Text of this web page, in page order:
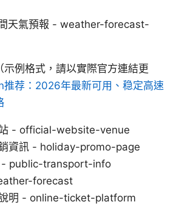
天氣預報 - weather-forecast-
示例格式，請以實際官方連結更
推荐：2026年最新可用、稳定高速
- official-website-venue
資訊 - holiday-promo-page
- public-transport-info
forecast
明 - online-ticket-platform